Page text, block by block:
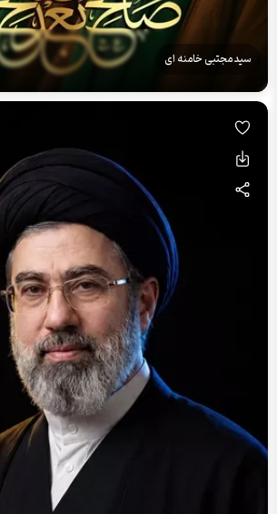
سید مجتبی خامنه ای